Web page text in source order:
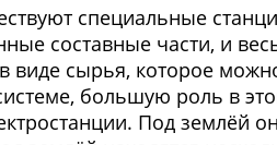
специальные
составные части, и
виде сырья, которое
большую роль в
Под землёй